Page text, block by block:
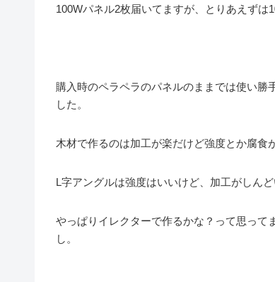
100Wパネル2枚届いてますが、とりあえずは
購入時のペラペラのパネルのままでは使い勝
した。
木材で作るのは加工が楽だけど強度とか腐食
L字アングルは強度はいいけど、加工がしんど
やっぱりイレクターで作るかな？って思って
し。